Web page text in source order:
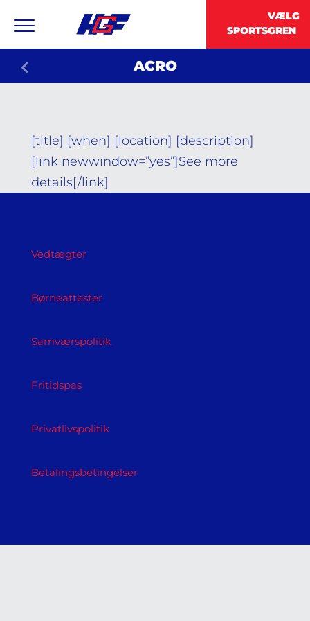
ACRO
[title] [when] [location] [description]
[link newwindow=”yes”]See more
details[/link]
Vedtægter
Børneattester
Samværspolitik
Fritidspas
Privatlivspolitik
Betalingsbetingelser